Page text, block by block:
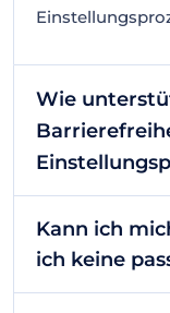
Wie
Kann ich
ich keine